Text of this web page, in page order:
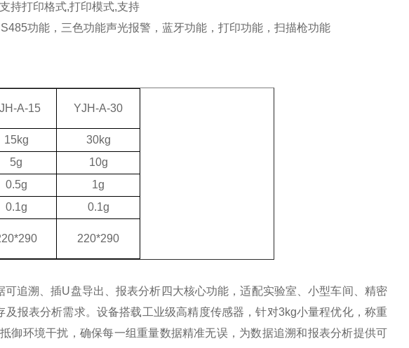
支持打印格式,打印模式,支持
功能，三色功能声光报警，蓝牙功能，打印功能，扫描枪功能
A-15 YJH-A-30
15kg 30kg
5g 10g
0.5g 1g
0.1g 0.1g
220*290
追溯、插U盘导出、报表分析四大核心功能，适配实验室、小型车间、精密
报表分析需求。设备搭载工业级高精度传感器，针对3kg小量程优化，称重
御环境干扰，确保每一组重量数据精准无误，为数据追溯和报表分析提供可